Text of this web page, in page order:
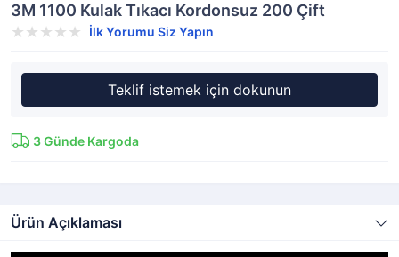
3M 1100 Kulak Tıkacı Kordonsuz 200 Çift
İlk Yorumu Siz Yapın
Teklif istemek için dokunun
3Günde Kargoda
Ürün Açıklaması